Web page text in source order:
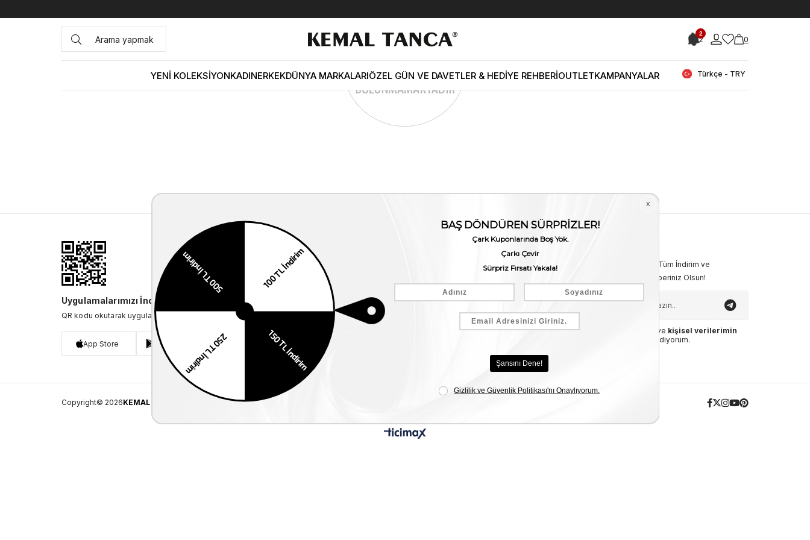
2
2 0
Türkçe - TRY
YENİ KOLEKSİYONKADINERKEKDÜNYA MARKALARIÖZEL GÜN VE DAVETLER & HEDİYE REHBERİOUTLETKAMPANYALAR
Uygulamalarımızı İndirin
QR kodu okutarak uygulamalarımızı indirebilirsiniz.
App Store Google Play
Hesabım
Üyelik Bilgilerim
Siparişlerim
Şifremi Unuttum
Para ve Hediye Çeklerim
Anasayfa
Müşteri İlişkileri
Üyelik
Kargo & Teslimat
Bültenimize Üye Olun ! Tüm İndirim ve
Fırsatlardan İlk Sizin Haberiniz Olsun!
ve kişisel verilerimin
korunmasını kabul ediyorum.
Copyright© 2026KEMAL TANCA All rights reserved.